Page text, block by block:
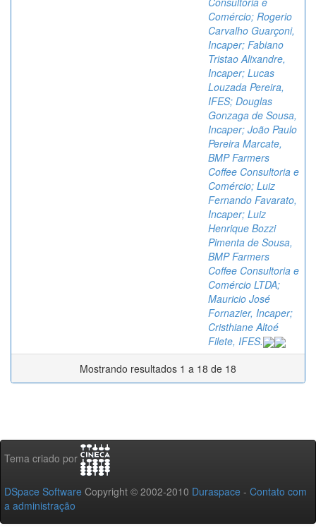
Comércio; Rogerio
Carvalho Guarçoni,
Incaper; Fabiano
Tristao Alixandre,
Incaper; Lucas
Louzada Pereira,
IFES; Douglas
Gonzaga de Sousa,
Incaper; João Paulo
Pereira Marcate,
BMP Farmers
Coffee Consultoria e
Comércio; Luiz
Fernando Favarato,
Incaper; Luiz
Henrique Bozzi
Pimenta de Sousa,
BMP Farmers
Coffee Consultoria e
Comércio LTDA;
Mauricio José
Fornazier, Incaper;
Cristhiane Altoé
Filete, IFES.
Mostrando resultados 1 a 18 de 18
Tema criado por
DSpace Software Copyright © 2002-2010 Duraspace - Contato com
a administração